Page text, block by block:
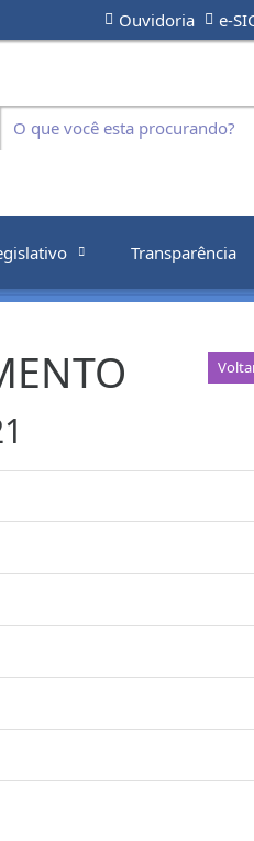
Ouvidoria e-
Transparência